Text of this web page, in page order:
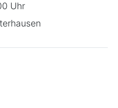
Uhr